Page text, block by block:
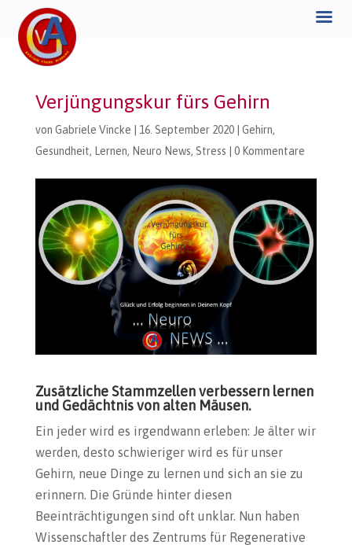
Verjüngungskur fürs Gehirn
von Gabriele Vincke 16. September 2020| Gehirn,
Gesundheit, Lernen, Neuro News, Stress 0 Kommentare
Zusätzliche Stammzellen verbessern lernen
und Gedächtnis von alten Mäusen.
Ein jeder wird es irgendwann erleben: Je älter wir
werden, desto schwieriger wird es für unser
Gehirn, neue Dinge zu lernen und sich an sie zu
erinnern. Die Gründe hinter diesen
Beeinträchtigungen sind oft unklar. Nun haben
Wissenschaftler des Zentrums für Regenerative